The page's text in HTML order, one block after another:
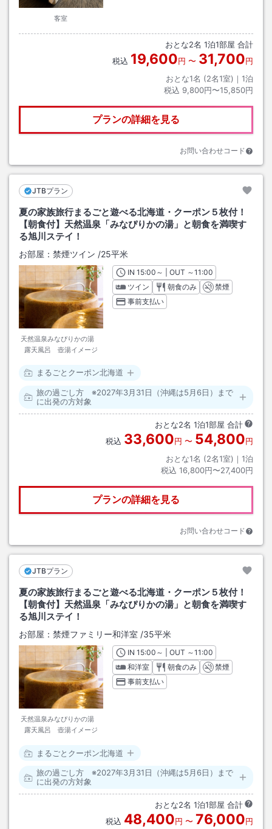
客室
おとな2名 1泊1部屋 合計
税込 19,600円 〜 31,700円
おとな1名 (2名1室)｜ 1泊
税込 9,800円〜15,850円
プランの詳細を見る
お問い合わせコード
JTBプラン
夏の家族旅行まるごと遊べる北海道・クーポン５枚付！
【朝食付】天然温泉「みなぴりかの湯」と朝食を満喫す
る旭川ステイ！
お部屋： 禁煙ツイン /25平米
天然温泉みなぴりかの湯
露天風呂 壺湯イメージ
INチェックイン
15:00 ～ | OUT チェックアウト
～11:00
ツイン
朝食のみ
禁煙
事前支払い
まるごとクーポン北海道
旅の過ごし方 ※2027年3月31日（沖縄は5月6日）まで
に出発の方対象
おとな2名 1泊1部屋 合計
税込 33,600円 〜 54,800円
おとな1名 (2名1室)｜ 1泊
税込 16,800円〜27,400円
プランの詳細を見る
お問い合わせコード
JTBプラン
夏の家族旅行まるごと遊べる北海道・クーポン５枚付！
【朝食付】天然温泉「みなぴりかの湯」と朝食を満喫す
る旭川ステイ！
お部屋： 禁煙ファミリー和洋室 /35平米
天然温泉みなぴりかの湯
露天風呂 壺湯イメージ
INチェックイン
15:00 ～ | OUT チェックアウト
～11:00
和洋室
朝食のみ
禁煙
事前支払い
まるごとクーポン北海道
旅の過ごし方 ※2027年3月31日（沖縄は5月6日）まで
に出発の方対象
おとな2名 1泊1部屋 合計
税込 48,400円 〜 76,000円